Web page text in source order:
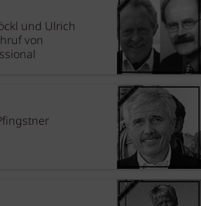
und Ulrich
von